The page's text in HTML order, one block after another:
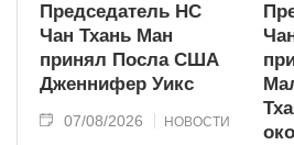
Председатель НС
Чан Тхань Ман
принял Посла США
Дженнифер Уикс
07/08/2026 НОВОСТИ